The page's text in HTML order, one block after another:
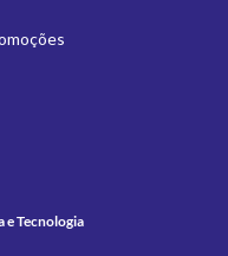
e Tecnologia